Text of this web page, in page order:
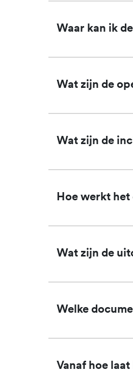
Waar kan ik
Wat zijn de
Wat zijn de
Hoe werkt het
Wat zijn de
Welke
Vanaf hoe